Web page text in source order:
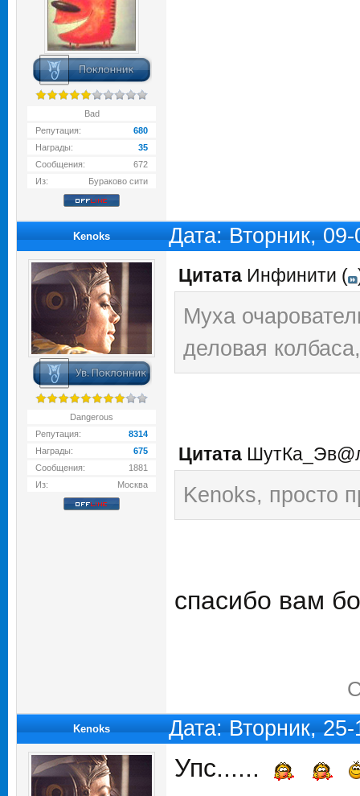
Bad
Репутация:
680
Награды:
35
Сообщения:
672
Из:
Бураково сити
Kenoks Дата: Вторник,
Dangerous
Репутация:
8314
Награды:
675
Сообщения:
1881
Из:
Москва
Цитата Инфинити (
Муха
деловая
Цитата
Kenoks, просто
спасибо вам
Kenoks Дата: Вторник,
Упс......